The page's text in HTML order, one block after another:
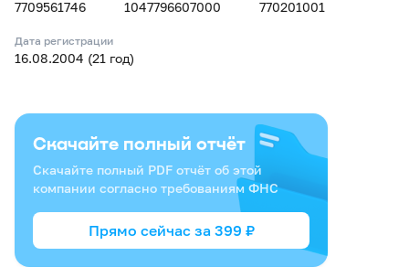
7709561746 1047796607000 770201001
Дата регистрации
16.08.2004 (21 год)
Скачайте полный отчёт
Скачайте полный PDF отчёт об этой
компании согласно требованиям ФНС
Прямо сейчас за 399 ₽